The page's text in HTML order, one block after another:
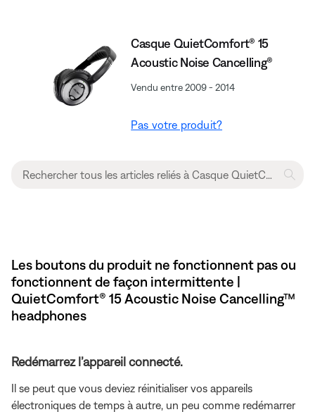
Casque QuietComfort® 15
Acoustic Noise Cancelling®
Vendu entre 2009 - 2014
Pas votre produit?
Les boutons du produit ne fonctionnent pas ou
fonctionnent de façon intermittente |
QuietComfort® 15 Acoustic Noise Cancelling™
headphones
Redémarrez l’appareil connecté.
Il se peut que vous deviez réinitialiser vos appareils
électroniques de temps à autre, un peu comme redémarrer